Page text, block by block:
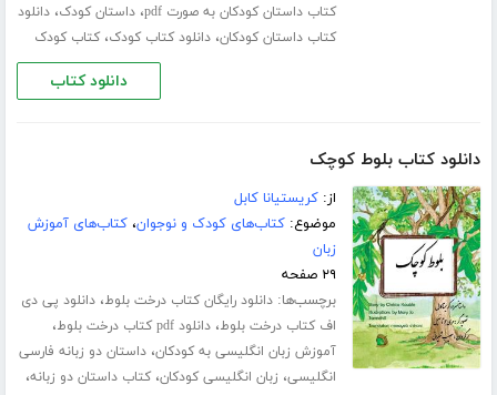
کتاب داستان کودکان به صورت pdf
،داستان کودک،دانلود
کتاب داستان کودکان،دانلود کتاب کودک،کتاب کودک
دانلود کتاب
دانلود کتاب بلوط کوچک
از:کریستیانا کابل
موضوع:کتاب‌های کودک و نوجوان،کتاب‌های آموزش
زبان
۲۹ صفحه
برچسب‌ها:دانلود رایگان کتاب درخت بلوط،دانلود پی دی
اف کتاب درخت بلوط،دانلود pdf کتاب درخت بلوط ،
آموزش زبان انگلیسی به کودکان،داستان دو زبانه فارسی
انگلیسی، زبان انگلیسی کودکان،کتاب داستان دو زبانه،